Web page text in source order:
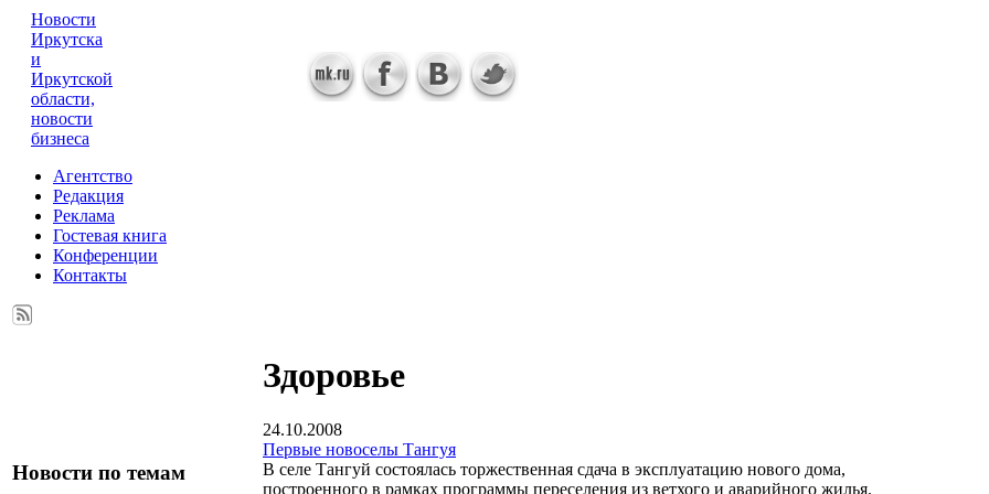
Новости
Иркутска
и
Иркутской
области,
новости
бизнеса
Агентство
Редакция
Реклама
Гостевая книга
Конференции
Контакты
Новости по темам
Здоровье
24.10.2008
Первые новоселы Тангуя
В селе Тангуй состоялась торжественная сдача в эксплуатацию нового дома,
построенного в рамках программы переселения из ветхого и аварийного жилья.